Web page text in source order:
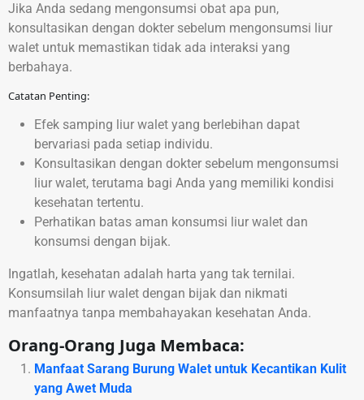
Jika Anda sedang mengonsumsi obat apa pun,
konsultasikan dengan dokter sebelum mengonsumsi liur
walet untuk memastikan tidak ada interaksi yang
berbahaya.
Catatan Penting:
Efek samping liur walet yang berlebihan dapat
bervariasi pada setiap individu.
Konsultasikan dengan dokter sebelum mengonsumsi
liur walet, terutama bagi Anda yang memiliki kondisi
kesehatan tertentu.
Perhatikan batas aman konsumsi liur walet dan
konsumsi dengan bijak.
Ingatlah, kesehatan adalah harta yang tak ternilai.
Konsumsilah liur walet dengan bijak dan nikmati
manfaatnya tanpa membahayakan kesehatan Anda.
Orang-Orang Juga Membaca:
Manfaat Sarang Burung Walet untuk Kecantikan Kulit
yang Awet Muda